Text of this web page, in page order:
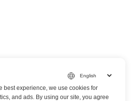
best experience, we use cookies for
and ads. By using our site, you agree